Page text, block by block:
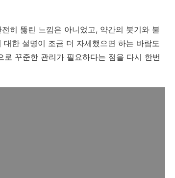
히 뚫린 느낌은 아니었고, 약간의 붓기와 불
한 설명이 조금 더 자세했으면 하는 바람도
꾸준한 관리가 필요하다는 점을 다시 한번